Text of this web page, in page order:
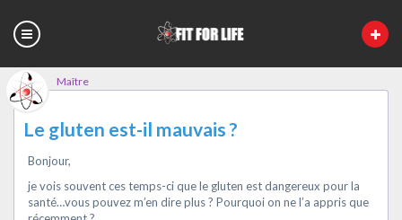
Maître
Le gluten est-il mauvais ?
Bonjour,
je vois souvent ces temps-ci que le gluten est dangereux pour la
santé…vous pouvez m’en dire plus ? Pourquoi on ne l’a appris que